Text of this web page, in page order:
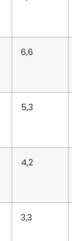
6,6
5,3
4,2
3,3